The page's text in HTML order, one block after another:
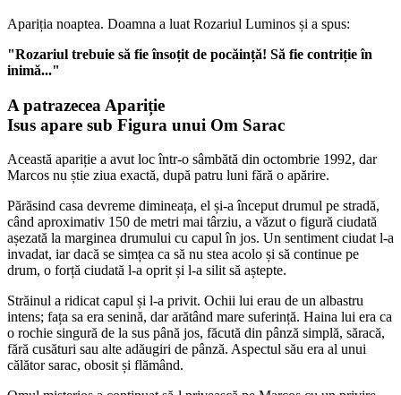
Apariția noaptea. Doamna a luat Rozariul Luminos și a spus:
"Rozariul trebuie să fie însoțit de pocăință! Să fie contriție în
inimă..."
A patrazecea Apariție
Isus apare sub Figura unui Om Sarac
Această apariție a avut loc într-o sâmbătă din octombrie 1992, dar
Marcos nu știe ziua exactă, după patru luni fără o apărire.
Părăsind casa devreme dimineața, el și-a început drumul pe stradă,
când aproximativ 150 de metri mai târziu, a văzut o figură ciudată
așezată la marginea drumului cu capul în jos. Un sentiment ciudat l-a
invadat, iar dacă se simțea ca să nu stea acolo și să continue pe
drum, o forță ciudată l-a oprit și l-a silit să aștepte.
Străinul a ridicat capul și l-a privit. Ochii lui erau de un albastru
intens; fața sa era senină, dar arătând mare suferință. Haina lui era ca
o rochie singură de la sus până jos, făcută din pânză simplă, săracă,
fără cusături sau alte adăugiri de pânză. Aspectul său era al unui
călător sarac, obosit și flămând.